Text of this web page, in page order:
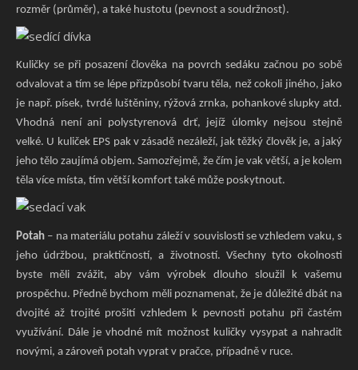
rozměr (průměr), a také hustotu (pevnost a soudržnost).
Kuličky se při posazení člověka na povrch sedáku začnou po sobě
odvalovat a tím se lépe přizpůsobí tvaru těla, než cokoli jiného, jako
je např. písek, tvrdé luštěniny, rýžová zrnka, pohankové slupky atd.
Vhodná není ani polystyrenová drť, jejíž úlomky nejsou stejně
velké. U kuliček EPS pak v zásadě nezáleží, jak těžký člověk je, a jaký
jeho tělo zaujímá objem. Samozřejmě, že čím je vak větší, a je kolem
těla více místa, tím větší komfort také může poskytnout.
Potah – na materiálu potahu záleží v souvislosti se vzhledem vaku, s
jeho údržbou, praktičností, a životností. Všechny tyto okolnosti
byste měli zvážit, aby vám výrobek dlouho sloužil k vašemu
prospěchu. Předně bychom měli poznamenat, že je důležité dbát na
dvojité až trojité prošití vzhledem k pevnosti potahu při častém
využívání. Dále je vhodné mít možnost kuličky vysypat a nahradit
novými, a zároveň potah vyprat v pračce, případně v ruce.